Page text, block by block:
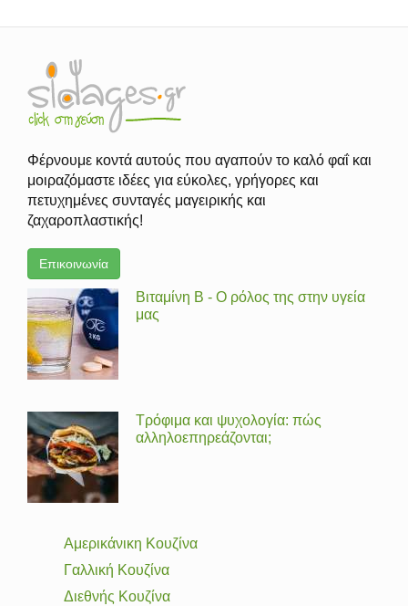
Φέρνουμε κοντά αυτούς που αγαπούν το καλό φαΐ και
μοιραζόμαστε ιδέες για εύκολες, γρήγορες και
πετυχημένες συνταγές μαγειρικής και
ζαχαροπλαστικής!
Επικοινωνία
Βιταμίνη Β - Ο ρόλος της στην υγεία
μας
Τρόφιμα και ψυχολογία: πώς
αλληλοεπηρεάζονται;
Αμερικάνικη Κουζίνα
Γαλλική Κουζίνα
Διεθνής Κουζίνα